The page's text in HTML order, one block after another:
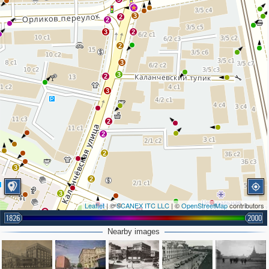
3
3
5
2
2
2
3
3
2
2
3
2
2
3
2
2
3
2
2
3
3
2
3
2
2
3
2
Leaflet| ©SCANEX ITC LLC | ©OpenStreetMapcontributors
1826 2000
Nearby images